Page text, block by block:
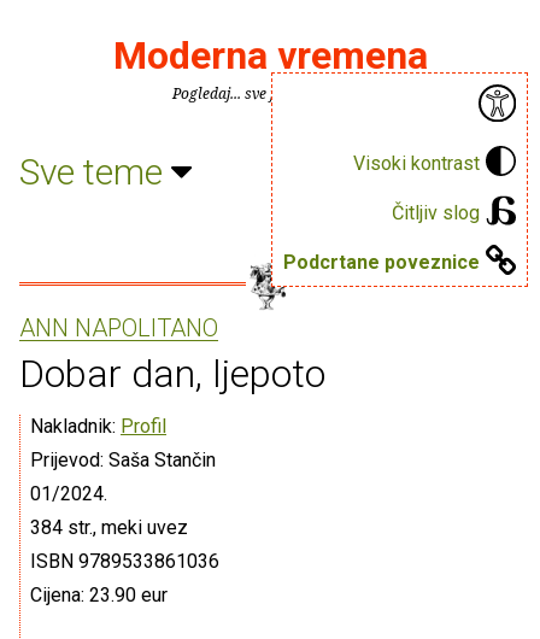
Visoki kontrast
Čitljiv slog
Podcrtane poveznice
Moderna vremena
Pogledaj... sve je puno knjiga.
Sve teme
ANN NAPOLITANO
Dobar dan, ljepoto
Nakladnik: Profil
Prijevod: Saša Stančin
01/2024.
384 str., meki uvez
ISBN 9789533861036
Cijena: 23.90 eur